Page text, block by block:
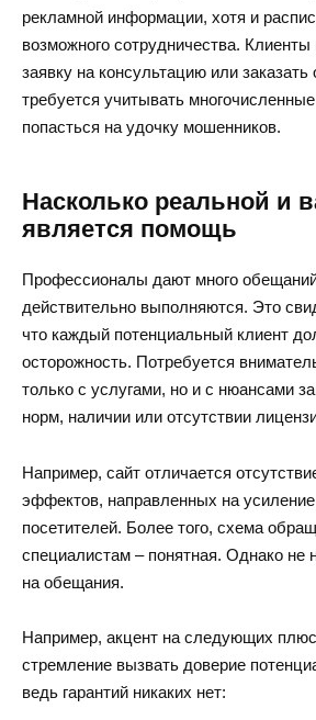
рекламной информации, хотя и
возможного сотрудничества. Клиенты
заявку на консультацию или
требуется учитывать
попасться на удочку мошенников.
Насколько реальной и
является помощь
Профессионалы дают много
действительно выполняются. Это
что каждый потенциальный клиент
осторожность. Потребуется
только с услугами, но и с нюансами
норм, наличии или отсутствии
Например, сайт отличается
эффектов, направленных на
посетителей. Более того, схема
специалистам – понятная. Однако не
на обещания.
Например, акцент на следующих
стремление вызвать доверие
ведь гарантий никаких нет: